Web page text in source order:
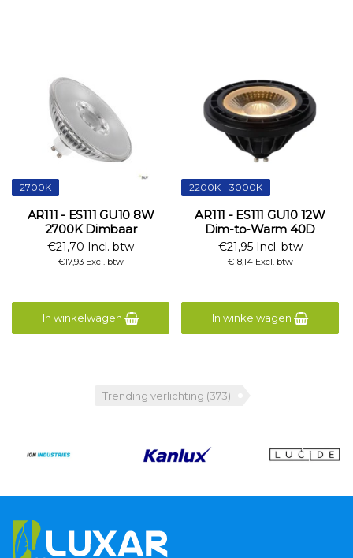
2700K
AR111 - ES111 GU10 8W
2700K Dimbaar
€21,70 Incl. btw
€17,93 Excl. btw
In winkelwagen
2200K - 3000K
AR111 - ES111 GU10 12W
Dim-to-Warm 40D
€21,95 Incl. btw
€18,14 Excl. btw
In winkelwagen
Trending verlichting (373)